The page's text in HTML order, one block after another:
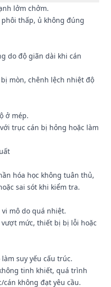
lởm chởm.
thấp, ủ không đúng
do độ giãn dài khi cán
mòn, chênh lệch nhiệt độ
ở mép.
trục cán bị hỏng hoặc làm
hóa học không tuân thủ,
sai sót khi kiểm tra.
mô do quá nhiệt.
mức, thiết bị bị lỗi hoặc
suy yếu cấu trúc.
tinh khiết, quá trình
cán không đạt yêu cầu.